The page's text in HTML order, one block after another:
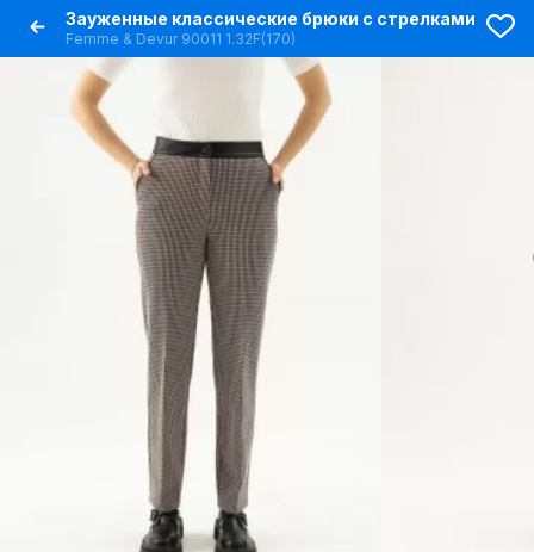
Зауженные классические брюки с стрелками
Femme & Devur 90011 1.32F(170)